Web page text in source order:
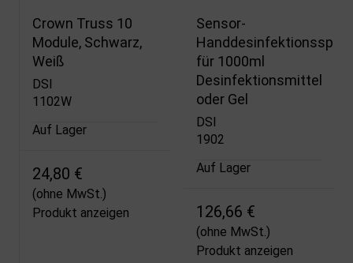
Crown Truss 10
Module, Schwarz,
Weiß
DSI
1102W
Auf Lager
24,80 €
(ohne MwSt.)
Produkt anzeigen
Sensor-
für 1000ml
Desinfektionsmittel
oder Gel
DSI
1902
Auf Lager
126,66 €
(ohne MwSt.)
Produkt anzeigen